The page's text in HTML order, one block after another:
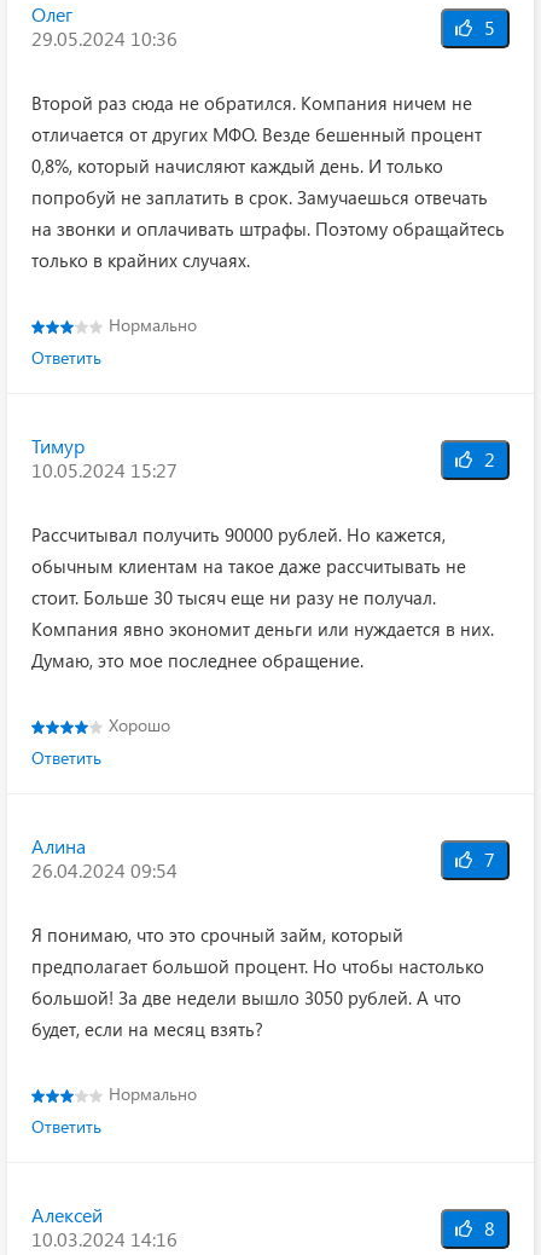
Олег
29.05.2024 10:36
5
Второй раз сюда не обратился. Компания ничем не
отличается от других МФО. Везде бешенный процент
0,8%, который начисляют каждый день. И только
попробуй не заплатить в срок. Замучаешься отвечать
на звонки и оплачивать штрафы. Поэтому обращайтесь
только в крайних случаях.
Нормально
Ответить
Тимур
10.05.2024 15:27
2
Рассчитывал получить 90000 рублей. Но кажется,
обычным клиентам на такое даже рассчитывать не
стоит. Больше 30 тысяч еще ни разу не получал.
Компания явно экономит деньги или нуждается в них.
Думаю, это мое последнее обращение.
Хорошо
Ответить
Алина
26.04.2024 09:54
7
Я понимаю, что это срочный займ, который
предполагает большой процент. Но чтобы настолько
большой! За две недели вышло 3050 рублей. А что
будет, если на месяц взять?
Нормально
Ответить
Алексей
10.03.2024 14:16
8